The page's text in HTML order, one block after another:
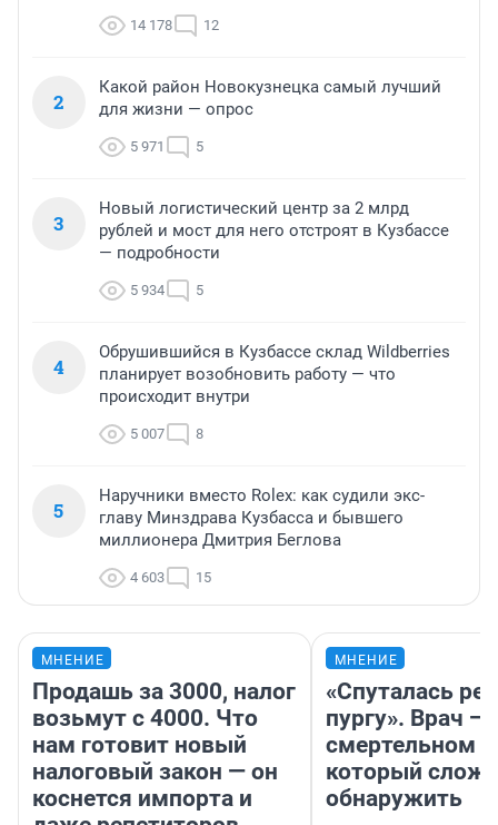
14 178 12
2
Какой район Новокузнецка самый лучший
для жизни — опрос
5 971 5
3
Новый логистический центр за 2 млрд
рублей и мост для него отстроят в Кузбассе
— подробности
5 934 5
4
Обрушившийся в Кузбассе склад Wildberries
планирует возобновить работу — что
происходит внутри
5 007 8
5
Наручники вместо Rolex: как судили экс-
главу Минздрава Кузбасса и бывшего
миллионера Дмитрия Беглова
4 603 15
МНЕНИЕ
Продашь за 3000, налог
возьмут с 4000. Что
нам готовит новый
налоговый закон — он
коснется импорта и
МНЕНИЕ
«Спуталась
пургу». Врач —
смертельном
который
обнаружить